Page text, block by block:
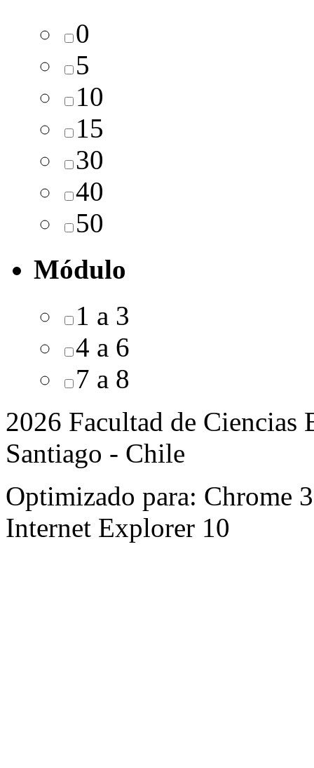
0
5
10
15
30
40
50
Módulo
1 a 3
4 a 6
7 a 8
2026 Facultad de
Santiago - Chile
Optimizado para: Chrome
Internet Explorer 10